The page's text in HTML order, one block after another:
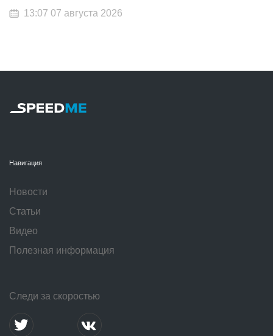
13:07 07 августа 2026
Навигация
Новости
Статьи
Видео
Полезная информация
Следи за скоростью